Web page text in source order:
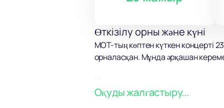
Өткізілу орны және күні
MOT-тың көптен күткен концерті
орналасқан. Мұнда әрқашан
MOT - ресейлік сахнадағы
Оқуды жалғастыру...